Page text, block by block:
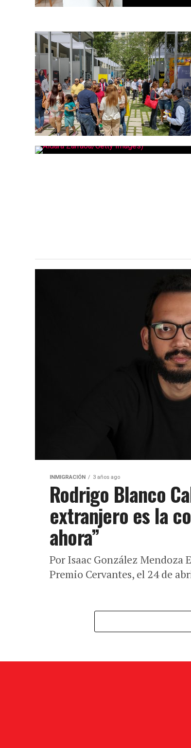
INMIGRACIÓN 3 años ago
Rodrigo Blanco
extranjero es la
ahora”
Por Isaac González Mendoza
Premio Cervantes, el 24 de